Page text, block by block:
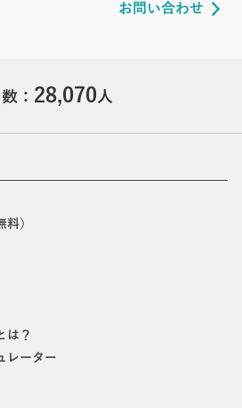
お問い合わせ
： 28,070人
）
は？
レーター